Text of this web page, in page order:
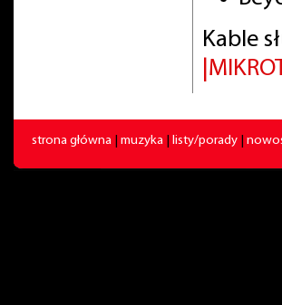
Kable
strona główna muzyka listy/porady